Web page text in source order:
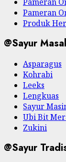
Pameran
Produk
@Sayur
Asparagus
Kohrabi
Leeks
Lengkuas
Sayur
Ubi Bit
Zukini
@Sayur